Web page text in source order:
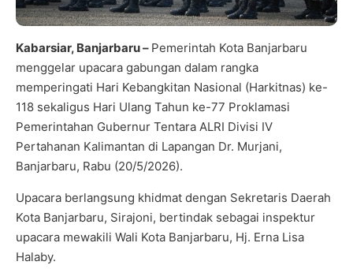
Kabarsiar, Banjarbaru – Pemerintah Kota Banjarbaru
menggelar upacara gabungan dalam rangka
memperingati Hari Kebangkitan Nasional (Harkitnas) ke-
118 sekaligus Hari Ulang Tahun ke-77 Proklamasi
Pemerintahan Gubernur Tentara ALRI Divisi IV
Pertahanan Kalimantan di Lapangan Dr. Murjani,
Banjarbaru, Rabu (20/5/2026).
Upacara berlangsung khidmat dengan Sekretaris Daerah
Kota Banjarbaru, Sirajoni, bertindak sebagai inspektur
upacara mewakili Wali Kota Banjarbaru, Hj. Erna Lisa
Halaby.